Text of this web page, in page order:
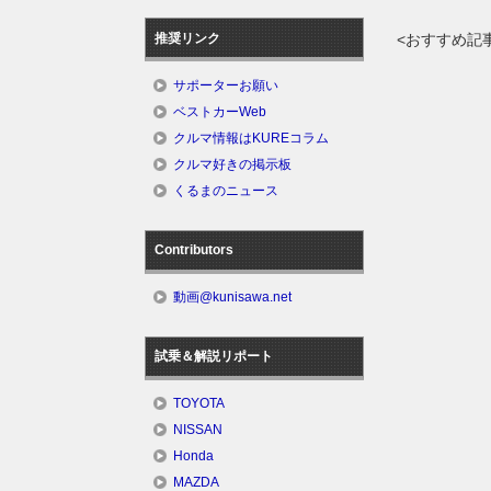
<おすすめ記
推奨リンク
サポーターお願い
ベストカーWeb
クルマ情報はKUREコラム
クルマ好きの掲示板
くるまのニュース
Contributors
動画@kunisawa.net
試乗＆解説リポート
TOYOTA
NISSAN
Honda
MAZDA